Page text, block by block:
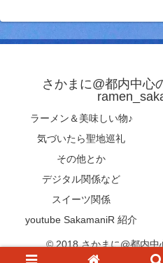
さかまに@都内中心
ラーメン＆美味しい物♪
気づいたら聖地巡礼
その他とか
デジタル関係など
スイーツ関係
youtube SakamaniR 紹介
© 2018 さかまに@都内中